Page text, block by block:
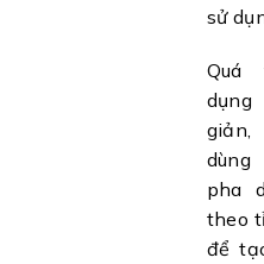
sử
Quá
pha
theo
để